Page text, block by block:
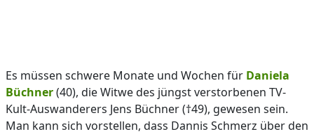
Es müssen schwere Monate und Wochen für Daniela
Büchner(40), die Witwe des jüngst verstorbenen TV-
Kult-Auswanderers Jens Büchner (†49), gewesen sein.
Man kann sich vorstellen, dass Dannis Schmerz über den